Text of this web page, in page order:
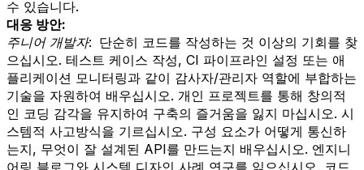
수 있습니다.
대응 방안:
주니어 개발자: 단순히 코드를 작성하는 것 이상의 기회를 찾
으십시오. 테스트 케이스 작성, CI 파이프라인 설정 또는 애
플리케이션 모니터링과 같이 감사자/관리자 역할에 부합하는
기술을 자원하여 배우십시오. 개인 프로젝트를 통해 창의적
인 코딩 감각을 유지하여 구축의 즐거움을 잃지 마십시오. 시
스템적 사고방식을 기르십시오. 구성 요소가 어떻게 통신하
는지, 무엇이 잘 설계된 API를 만드는지 배우십시오. 엔지니